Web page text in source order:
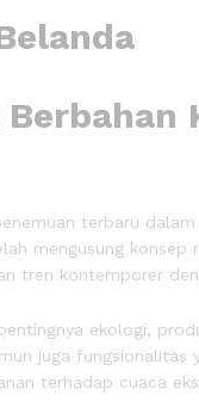
terbaru
mengusung konsep
tren kontemporer
ekologi,
juga fungsionalitas
terhadap cuaca